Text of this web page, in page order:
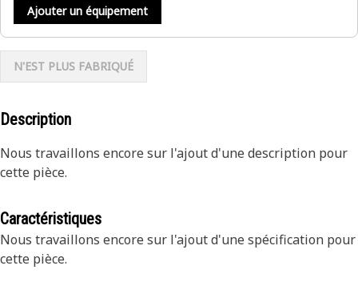
Ajouter un équipement
N'EST PLUS FABRIQUÉ
Description
Nous travaillons encore sur l'ajout d'une description pour
cette pièce.
Caractéristiques
Nous travaillons encore sur l'ajout d'une spécification pour
cette pièce.